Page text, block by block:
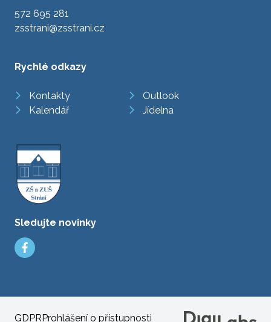
572 695 281
zsstrani@zsstrani.cz
Rychlé odkazy
Kontakty
Outlook
Kalendář
Jídelna
Sledujte novinky
GDPR Prohlášení o přístupnosti